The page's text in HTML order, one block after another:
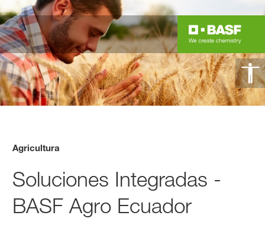
Agricultura
Soluciones Integradas -
BASF Agro Ecuador